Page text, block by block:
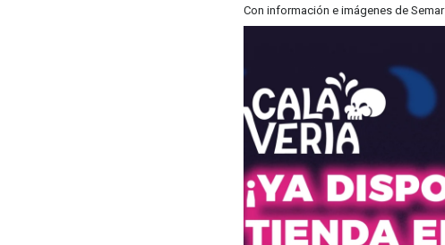
Con información e imágenes de Semar